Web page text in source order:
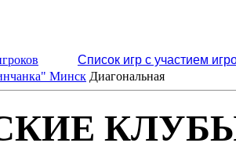
Список игр с участием
Минск Диагональная